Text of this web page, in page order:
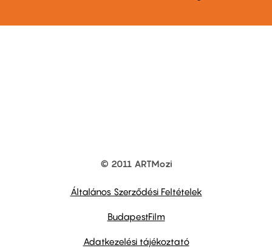
© 2011 ARTMozi
Általános Szerződési Feltételek
BudapestFilm
Adatkezelési tájékoztató